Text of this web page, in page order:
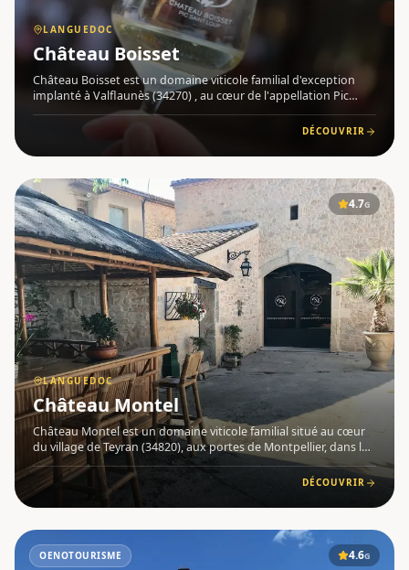
LANGUEDOC
Château Boisset
Château Boisset est un domaine viticole familial d'exception
implanté à Valflaunès (34270) , au cœur de l'appellation Pic
Saint-Loup , dans la région Languedoc . Depuis au moins 1157,
ce terroir argilo-calcaire, plus frais et plus arrosé quDÉCOUVRIR
4.7G
LANGUEDOC
Château Montel
Château Montel est un domaine viticole familial situé au cœur
du village de Teyran (34820), aux portes de Montpellier, dans la
région Languedoc . Installé dans un ensemble de bâtisses du
XIXe siècle, le domaine abrite cellier, chais de vini
DÉCOUVRIR
OENOTOURISME 4.6G